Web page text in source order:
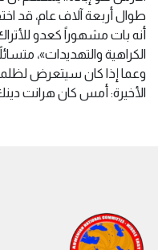
طوال أربعة آلاف عام، قد
أنه بات مشهوراً كعدو
الكراهية والتهديدات»،
وعما إذا كان سيتعرض
الأخيرة: أمس كان هرانت